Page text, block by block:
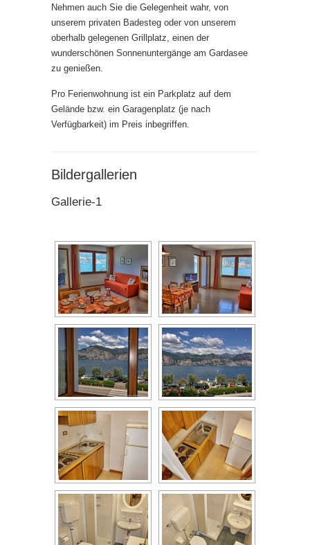
Nehmen auch Sie die Gelegenheit wahr, von
unserem privaten Badesteg oder von unserem
oberhalb gelegenen Grillplatz, einen der
wunderschönen Sonnenuntergänge am Gardasee
zu genießen.
Pro Ferienwohnung ist ein Parkplatz auf dem
Gelände bzw. ein Garagenplatz (je nach
Verfügbarkeit) im Preis inbegriffen.
Bildergallerien
Gallerie-1